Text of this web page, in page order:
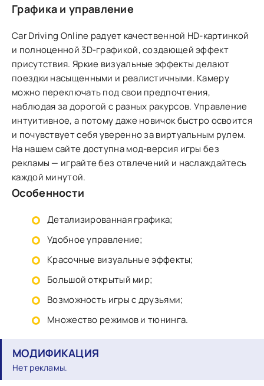
Графика и управление
Car Driving Online радует качественной HD-картинкой
и полноценной 3D-графикой, создающей эффект
присутствия. Яркие визуальные эффекты делают
поездки насыщенными и реалистичными. Камеру
можно переключать под свои предпочтения,
наблюдая за дорогой с разных ракурсов. Управление
интуитивное, а потому даже новичок быстро освоится
и почувствует себя уверенно за виртуальным рулем.
На нашем сайте доступна мод-версия игры без
рекламы — играйте без отвлечений и наслаждайтесь
каждой минутой.
Особенности
Детализированная графика;
Удобное управление;
Красочные визуальные эффекты;
Большой открытый мир;
Возможность игры с друзьями;
Множество режимов и тюнинга.
МОДИФИКАЦИЯ
Нет рекламы.